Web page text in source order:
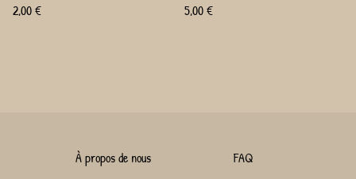
2,00 €
5,00 €
À propos de nous FAQ